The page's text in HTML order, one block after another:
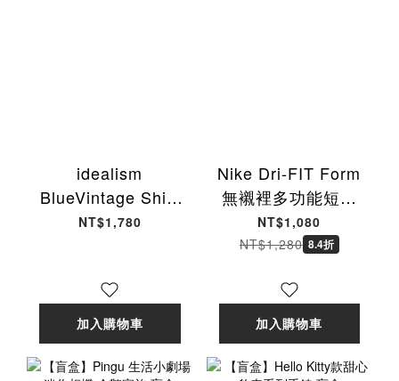
idealism
BlueVintage Shirt
水洗格紋短襯 藍色
NT$1,780
加入購物車
Nike Dri-FIT Form
無襯裡多功能短褲
排汗 運動 抽繩
DV9858-010 [台灣
NT$1,080
NT$1,280 8.4折
加入購物車